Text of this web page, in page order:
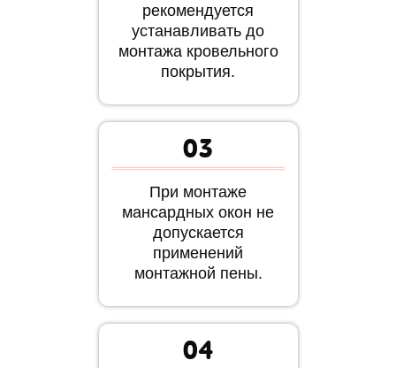
рекомендуется
устанавливать до
монтажа кровельного
покрытия.
03
При монтаже
мансардных окон не
допускается
применений
монтажной пены.
04